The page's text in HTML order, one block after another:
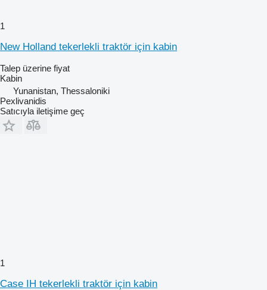
1
New Holland tekerlekli traktör için kabin
Talep üzerine fiyat
Kabin
Yunanistan, Thessaloniki
Pexlivanidis
Satıcıyla iletişime geç
1
Case IH tekerlekli traktör için kabin